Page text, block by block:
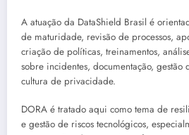
A atuação da DataShield Brasil é
de maturidade, revisão de processos,
criação de políticas, treinamentos,
sobre incidentes, documentação, gestão
cultura de privacidade.
DORA é tratado aqui como tema de
e gestão de riscos tecnológicos,